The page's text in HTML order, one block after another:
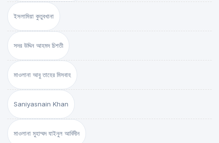
ইসলামিয়া কুতুবখানা
সদর উদ্দিন আহমদ চিশতী
মাওলানা আবু তাহের মিসবাহ
Saniyasnain Khan
মাওলানা মুহাম্মদ যাইনুল আবিদীন